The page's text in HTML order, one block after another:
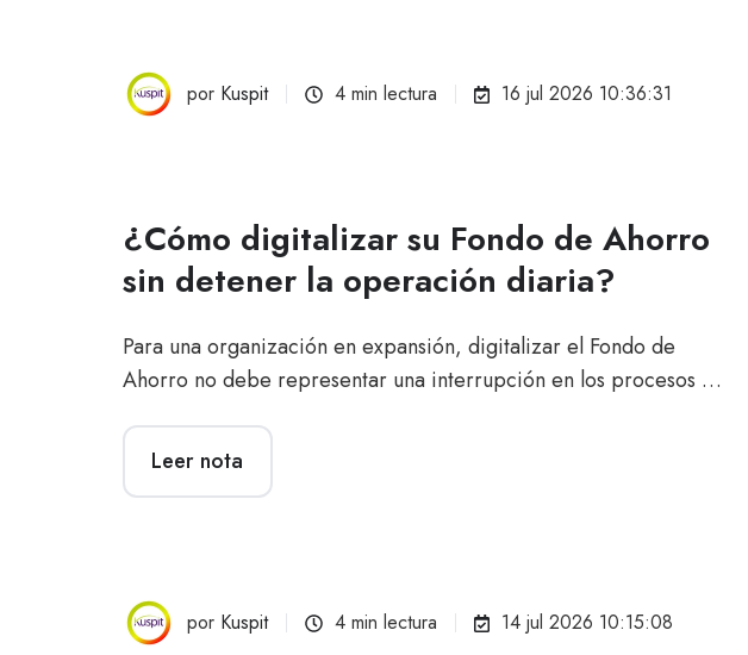
por Kuspit 4 min lectura 16 jul 2026 10:36:31
¿Cómo digitalizar su Fondo de Ahorro
sin detener la operación diaria?
Para una organización en expansión, digitalizar el Fondo de
Ahorro no debe representar una interrupción en los procesos …
Leer nota
por Kuspit 4 min lectura 14 jul 2026 10:15:08